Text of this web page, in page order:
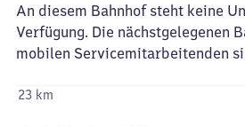
An diesem Bahnhof steht keine
Verfügung. Die nächstgelegenen
mobilen Servicemitarbeitenden
23 km